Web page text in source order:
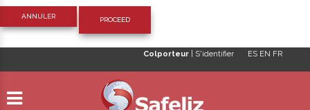
ANNULER
Colporteur S'identifier ES EN FR